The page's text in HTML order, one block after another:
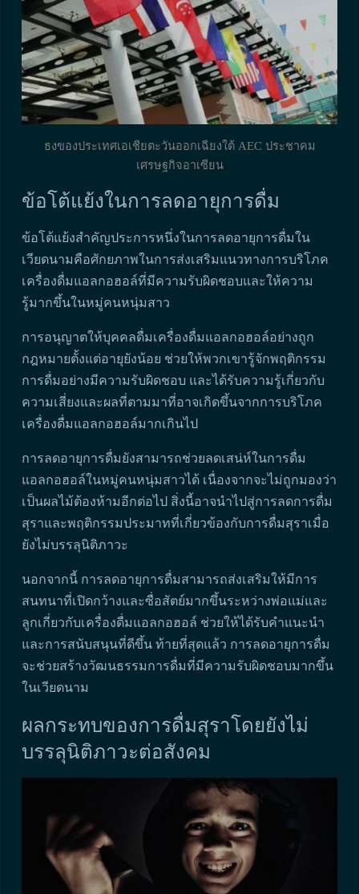
ธงของประเทศเอเชียตะวันออกเฉียงใต้ AEC ประชาคม
เศรษฐกิจอาเซียน
ข้อโต้แย้งในการลดอายุการดื่ม
ข้อโต้แย้งสำคัญประการหนึ่งในการลดอายุการดื่มใน
เวียดนามคือศักยภาพในการส่งเสริมแนวทางการบริโภค
เครื่องดื่มแอลกอฮอล์ที่มีความรับผิดชอบและให้ความ
รู้มากขึ้นในหมู่คนหนุ่มสาว
การอนุญาตให้บุคคลดื่มเครื่องดื่มแอลกอฮอล์อย่างถูก
กฎหมายตั้งแต่อายุยังน้อย ช่วยให้พวกเขารู้จักพฤติกรรม
การดื่มอย่างมีความรับผิดชอบ และได้รับความรู้เกี่ยวกับ
ความเสี่ยงและผลที่ตามมาที่อาจเกิดขึ้นจากการบริโภค
เครื่องดื่มแอลกอฮอล์มากเกินไป
การลดอายุการดื่มยังสามารถช่วยลดเสน่ห์ในการดื่ม
แอลกอฮอล์ในหมู่คนหนุ่มสาวได้ เนื่องจากจะไม่ถูกมองว่า
เป็นผลไม้ต้องห้ามอีกต่อไป สิ่งนี้อาจนำไปสู่การลดการดื่ม
สุราและพฤติกรรมประมาทที่เกี่ยวข้องกับการดื่มสุราเมื่อ
ยังไม่บรรลุนิติภาวะ
นอกจากนี้ การลดอายุการดื่มสามารถส่งเสริมให้มีการ
สนทนาที่เปิดกว้างและซื่อสัตย์มากขึ้นระหว่างพ่อแม่และ
ลูกเกี่ยวกับเครื่องดื่มแอลกอฮอล์ ช่วยให้ได้รับคำแนะนำ
และการสนับสนุนที่ดีขึ้น ท้ายที่สุดแล้ว การลดอายุการดื่ม
จะช่วยสร้างวัฒนธรรมการดื่มที่มีความรับผิดชอบมากขึ้น
ในเวียดนาม
ผลกระทบของการดื่มสุราโดยยังไม่
บรรลุนิติภาวะต่อสังคม